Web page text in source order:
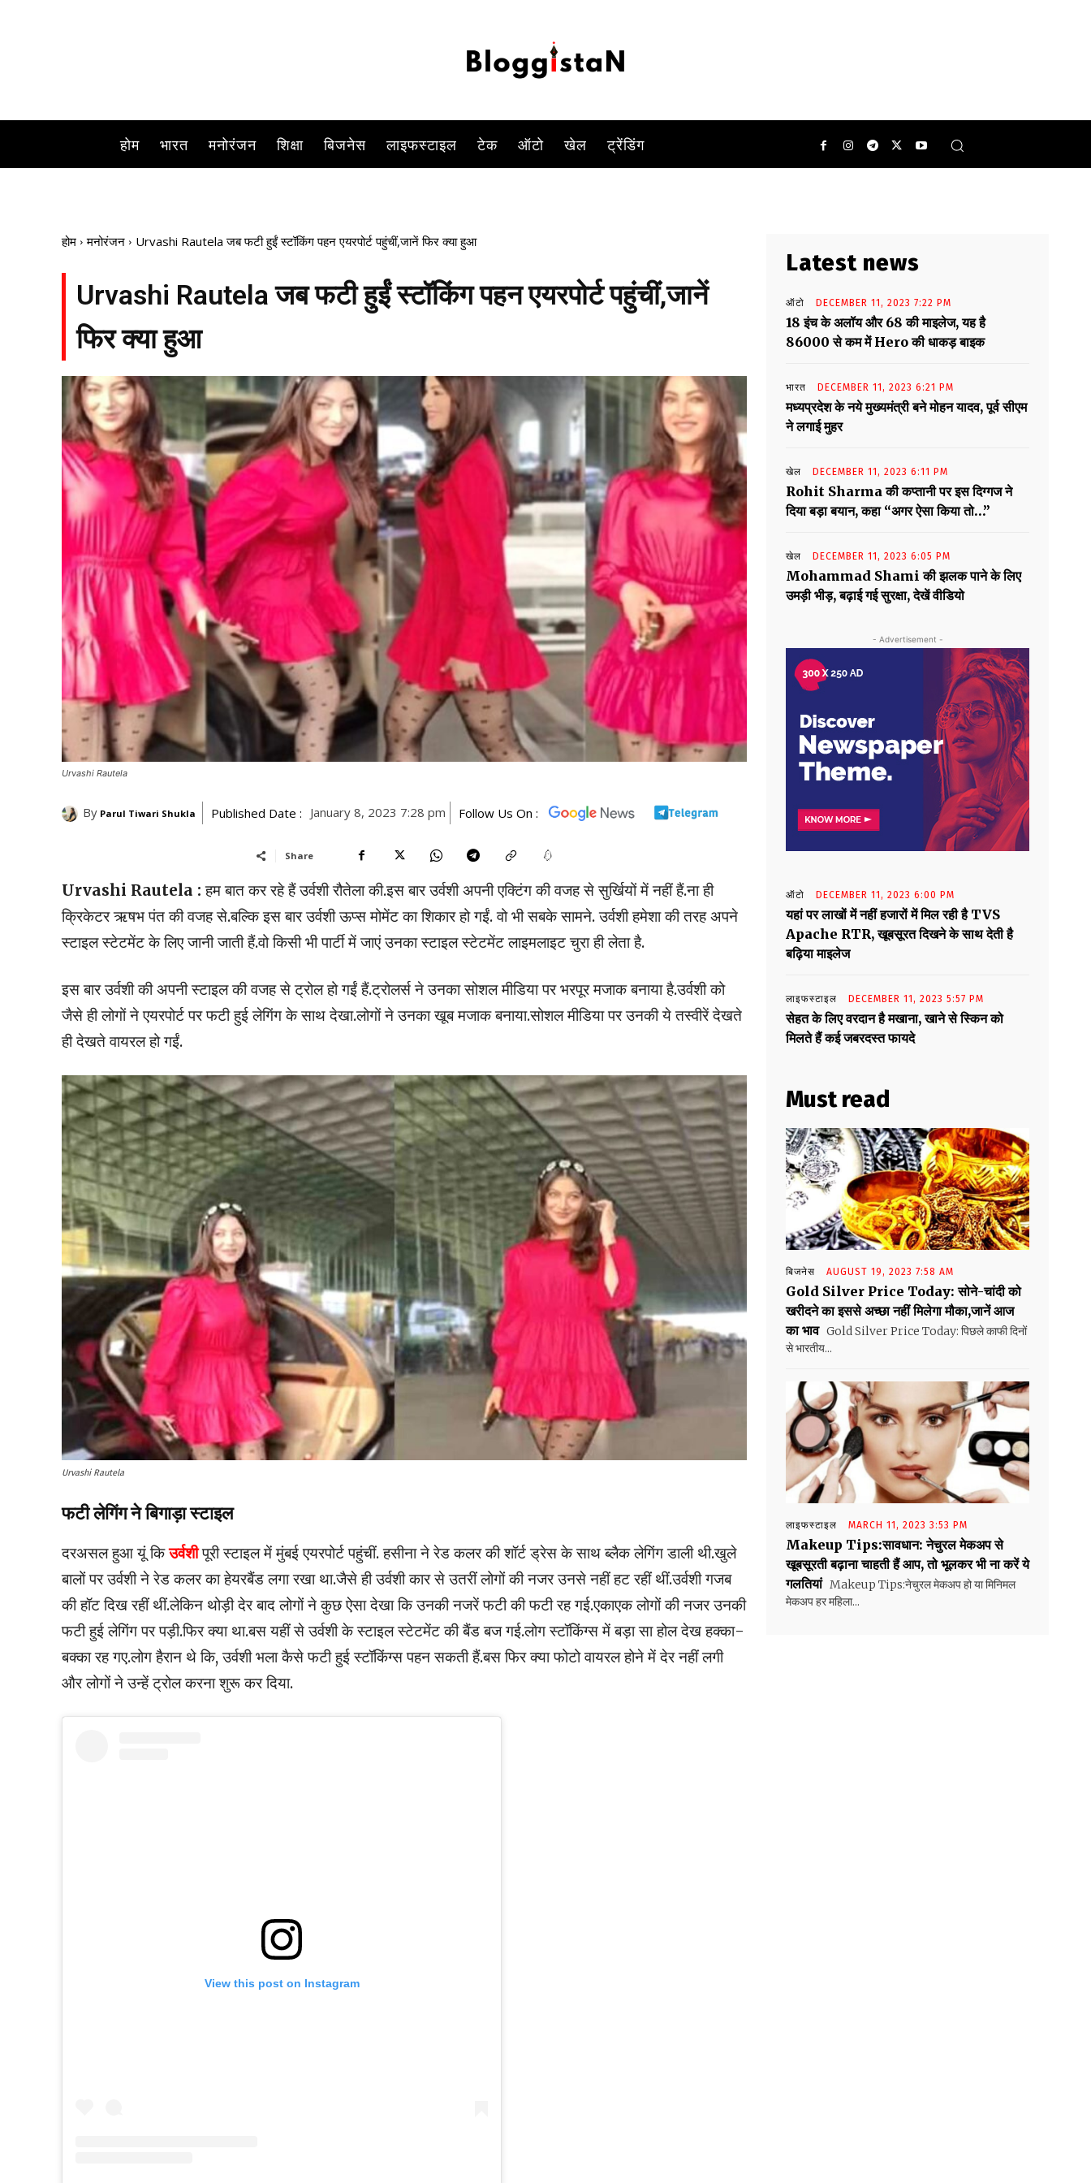
होम भारत मनोरंजन शिक्षा बिजनेस लाइफस्टाइल टेक ऑटो खेल ट्रेंडिंग
होम मनोरंजन Urvashi Rautela जब फटी हुईं स्टॉकिंग पहन एयरपोर्ट पहुंचीं,जानें फिर क्या हुआ
Urvashi Rautela जब फटी हुईं स्टॉकिंग पहन एयरपोर्ट पहुंचीं,जानें
फिर क्या हुआ
Urvashi Rautela
By Parul Tiwari Shukla Published Date : January 8, 2023 7:28 pm Follow Us On :
Share
Urvashi Rautela : हम बात कर रहे हैं उर्वशी रौतेला की.इस बार उर्वशी अपनी एक्टिंग की वजह से सुर्खियों में नहीं हैं.ना ही
क्रिकेटर ऋषभ पंत की वजह से.बल्कि इस बार उर्वशी ऊप्स मोमेंट का शिकार हो गईं. वो भी सबके सामने. उर्वशी हमेशा की तरह अपने
स्टाइल स्टेटमेंट के लिए जानी जाती हैं.वो किसी भी पार्टी में जाएं उनका स्टाइल स्टेटमेंट लाइमलाइट चुरा ही लेता है.
इस बार उर्वशी की अपनी स्टाइल की वजह से ट्रोल हो गईं हैं.ट्रोलर्स ने उनका सोशल मीडिया पर भरपूर मजाक बनाया है.उर्वशी को
जैसे ही लोगों ने एयरपोर्ट पर फटी हुई लेगिंग के साथ देखा.लोगों ने उनका खूब मजाक बनाया.सोशल मीडिया पर उनकी ये तस्वीरें देखते
ही देखते वायरल हो गईं.
Urvashi Rautela
फटी लेगिंग ने बिगाड़ा स्टाइल
दरअसल हुआ यूं किउर्वशीपूरी स्टाइल में मुंबई एयरपोर्ट पहुंचीं. हसीना ने रेड कलर की शॉर्ट ड्रेस के साथ ब्लैक लेगिंग डाली थी.खुले
बालों पर उर्वशी ने रेड कलर का हेयरबैंड लगा रखा था.जैसे ही उर्वशी कार से उतरीं लोगों की नजर उनसे नहीं हट रहीं थीं.उर्वशी गजब
की हॉट दिख रहीं थीं.लेकिन थोड़ी देर बाद लोगों ने कुछ ऐसा देखा कि उनकी नजरें फटी की फटी रह गई.एकाएक लोगों की नजर उनकी
फटी हुई लेगिंग पर पड़ी.फिर क्या था.बस यहीं से उर्वशी के स्टाइल स्टेटमेंट की बैंड बज गई.लोग स्टॉकिंग्स में बड़ा सा होल देख हक्का-
बक्का रह गए.लोग हैरान थे कि, उर्वशी भला कैसे फटी हुई स्टॉकिंग्स पहन सकती हैं.बस फिर क्या फोटो वायरल होने में देर नहीं लगी
और लोगों ने उन्हें ट्रोल करना शुरू कर दिया.
View this post on Instagram
Latest news
ऑटो DECEMBER 11, 2023 7:22 PM
18 इंच के अलॉय और 68 की माइलेज, यह है
86000 से कम में Hero की धाकड़ बाइक
भारत DECEMBER 11, 2023 6:21 PM
मध्यप्रदेश के नये मुख्यमंत्री बने मोहन यादव, पूर्व सीएम
ने लगाई मुहर
खेल DECEMBER 11, 2023 6:11 PM
Rohit Sharma की कप्तानी पर इस दिग्गज ने
दिया बड़ा बयान, कहा “अगर ऐसा किया तो…”
खेल DECEMBER 11, 2023 6:05 PM
Mohammad Shami की झलक पाने के लिए
उमड़ी भीड़, बढ़ाई गई सुरक्षा, देखें वीडियो
- Advertisement -
ऑटो DECEMBER 11, 2023 6:00 PM
यहां पर लाखों में नहीं हजारों में मिल रही है TVS
Apache RTR, खूबसूरत दिखने के साथ देती है
बढ़िया माइलेज
लाइफस्टाइल DECEMBER 11, 2023 5:57 PM
सेहत के लिए वरदान है मखाना, खाने से स्किन को
मिलते हैं कई जबरदस्त फायदे
Must read
बिजनेस AUGUST 19, 2023 7:58 AM
Gold Silver Price Today: सोने-चांदी को
खरीदने का इससे अच्छा नहीं मिलेगा मौका,जानें आज
का भाव Gold Silver Price Today: पिछले काफी दिनों
से भारतीय...
लाइफस्टाइल MARCH 11, 2023 3:53 PM
Makeup Tips:सावधान: नेचुरल मेकअप से
खूबसूरती बढ़ाना चाहती हैं आप, तो भूलकर भी ना करें ये
गलतियां Makeup Tips:नेचुरल मेकअप हो या मिनिमल
मेकअप हर महिला...